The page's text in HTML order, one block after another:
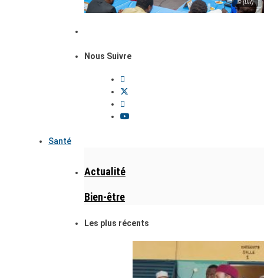
© (DR)
Nous Suivre
Santé
Actualité
Bien-être
Les plus récents